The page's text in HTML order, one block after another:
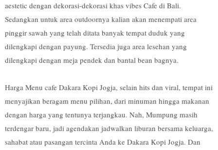
aestetic dengan dekorasi-dekorasi khas vibes Cafe di Bali.
Sedangkan untuk area outdoornya kalian akan menempati area
pinggir sawah yang telah ditata banyak tempat duduk yang
dilengkapi dengan payung. Tersedia juga area lesehan yang
dilengkapi dengan meja pendek dan bantal bean bagnya.
Harga Menu cafe Dakara Kopi Jogja, selain hits dan viral, tempat ini
menyajikan beragam menu pilihan, dari minuman hingga makanan
dengan harga yang tentunya terjangkau. Nah, Mumpung masih
terdengar baru, jadi agendakan jadwalkan liburan bersama keluarga,
sahabat atau pasangan tercinta Anda ke Dakara Kopi Jogja. Dan